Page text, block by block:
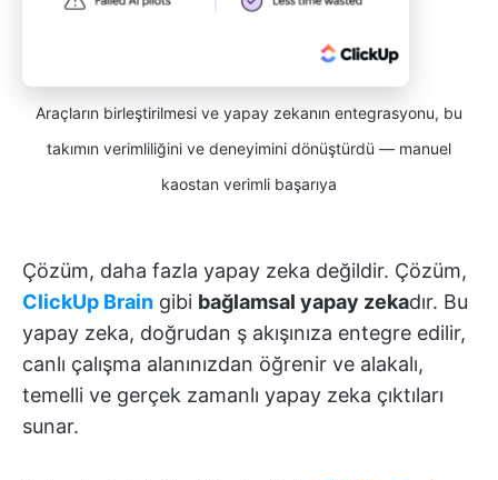
Araçların birleştirilmesi ve yapay zekanın entegrasyonu, bu
takımın verimliliğini ve deneyimini dönüştürdü — manuel
kaostan verimli başarıya
Çözüm, daha fazla yapay zeka değildir. Çözüm,
ClickUp Brain gibi bağlamsal yapay zekadır. Bu
yapay zeka, doğrudan ş akışınıza entegre edilir,
canlı çalışma alanınızdan öğrenir ve alakalı,
temelli ve gerçek zamanlı yapay zeka çıktıları
sunar.